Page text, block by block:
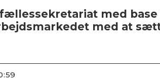
med
med at